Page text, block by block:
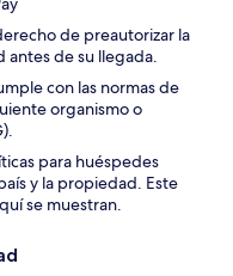
de preautorizar la
de su llegada.
con las normas de
organismo o
para huéspedes
y la propiedad. Este
se muestran.